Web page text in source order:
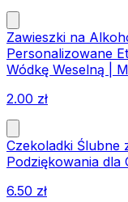
Zawieszki na
Personalizowane
Wódkę Weselną |
2.00 zł
Czekoladki Ślubne
Podziękowania
6.50 zł